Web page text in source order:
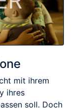
mit ihrem
ihres
soll. Doch